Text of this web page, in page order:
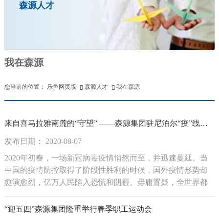
森源人才
我在森源
您当前的位置： 乐鱼网页版  森源人才  我在森源
来自喜马拉雅南麓的“守望” ——森源集团驻尼泊尔“疫”线员工工作实录
发布日期： 2020-08-07
2020年初春，一场新冠病毒疫情悄然而至，并迅速蔓延。当
中国的疫情防控取得了阶段性胜利的时候，国外疫情形势却
愈演愈烈，亿万人民陷入恐慌和阴霾。毋庸置疑，全世界都
将铭记这不平凡的庚子之年.......守——坚守岗位，望——国泰
民安。这是来自喜马拉雅南麓的深情呼唤，这是来自森源集
“迎五四”森源集团隆重举行春季职工运动会